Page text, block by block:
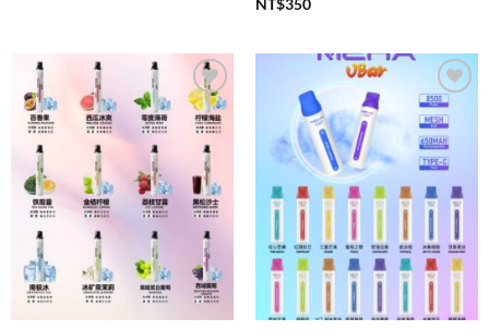
NT$350
Add to
wishlist
Add to
wishlist